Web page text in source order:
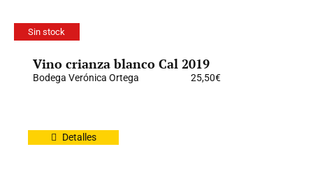
Sin stock
Vino crianza blanco Cal 2019
Bodega Verónica Ortega 25,50€
Detalles